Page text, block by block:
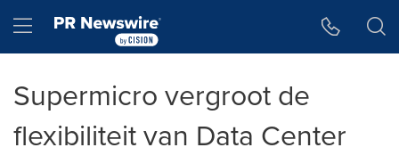
Hamburger menu
Supermicro vergroot de
flexibiliteit van Data Center